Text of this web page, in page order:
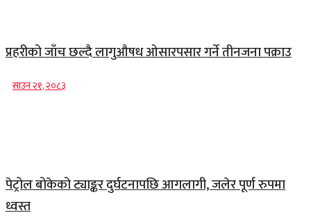
प्रहरीको जाँच छल्दै लागुऔषध ओसारपसार गर्ने तीनजना पक्राउ
साउन २१, २०८३
पेट्रोल बोकेको ट्याङ्कर दुर्घटनापछि आगलागी, जलेर पूर्ण रुपमा
ध्वस्त